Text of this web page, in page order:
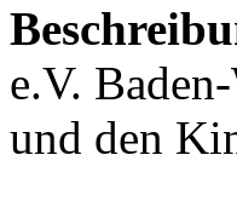
e.V.
und den